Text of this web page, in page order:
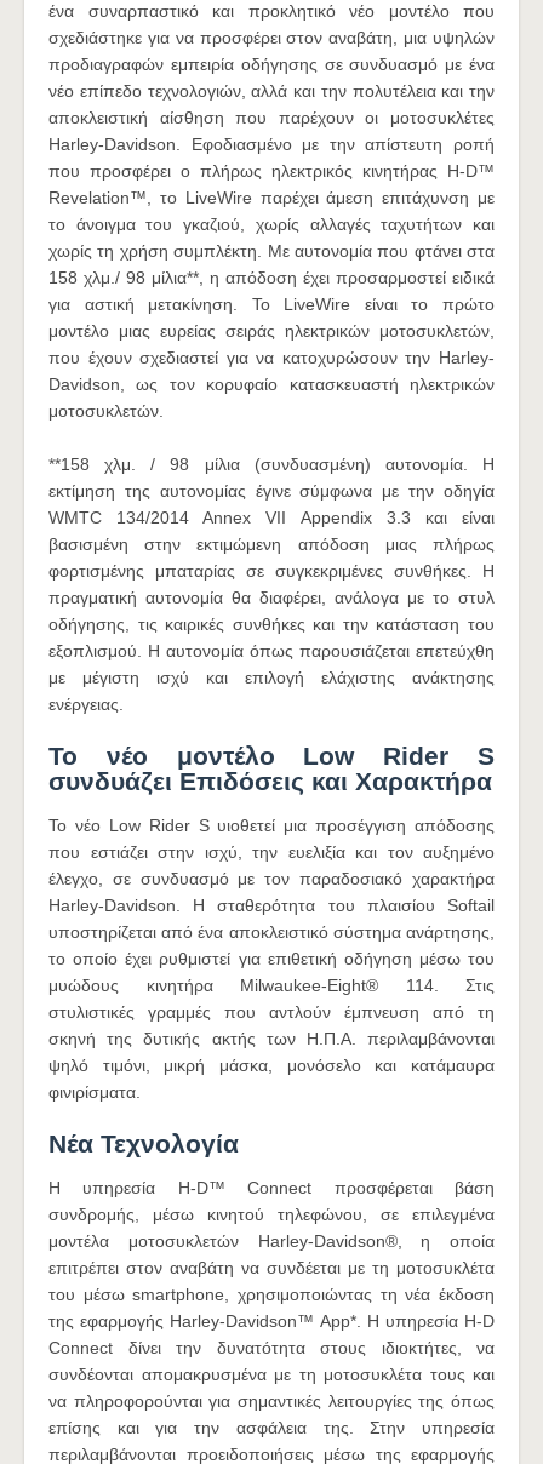
ένα συναρπαστικό και προκλητικό νέο μοντέλο που
σχεδιάστηκε για να προσφέρει στον αναβάτη, μια υψηλών
προδιαγραφών εμπειρία οδήγησης σε συνδυασμό με ένα
νέο επίπεδο τεχνολογιών, αλλά και την πολυτέλεια και την
αποκλειστική αίσθηση που παρέχουν οι μοτοσυκλέτες
Harley-Davidson. Εφοδιασμένο με την απίστευτη ροπή
που προσφέρει ο πλήρως ηλεκτρικός κινητήρας H-D™
Revelation™, το LiveWire παρέχει άμεση επιτάχυνση με
το άνοιγμα του γκαζιού, χωρίς αλλαγές ταχυτήτων και
χωρίς τη χρήση συμπλέκτη. Με αυτονομία που φτάνει στα
158 χλμ./ 98 μίλια**, η απόδοση έχει προσαρμοστεί ειδικά
για αστική μετακίνηση. Το LiveWire είναι το πρώτο
μοντέλο μιας ευρείας σειράς ηλεκτρικών μοτοσυκλετών,
που έχουν σχεδιαστεί για να κατοχυρώσουν την Harley-
Davidson, ως τον κορυφαίο κατασκευαστή ηλεκτρικών
μοτοσυκλετών.
**158 χλμ. / 98 μίλια (συνδυασμένη) αυτονομία. Η
εκτίμηση της αυτονομίας έγινε σύμφωνα με την οδηγία
WMTC 134/2014 Annex VII Appendix 3.3 και είναι
βασισμένη στην εκτιμώμενη απόδοση μιας πλήρως
φορτισμένης μπαταρίας σε συγκεκριμένες συνθήκες. Η
πραγματική αυτονομία θα διαφέρει, ανάλογα με το στυλ
οδήγησης, τις καιρικές συνθήκες και την κατάσταση του
εξοπλισμού. Η αυτονομία όπως παρουσιάζεται επετεύχθη
με μέγιστη ισχύ και επιλογή ελάχιστης ανάκτησης
ενέργειας.
Το νέο μοντέλο Low Rider S
συνδυάζει Επιδόσεις και Χαρακτήρα
Το νέο Low Rider S υιοθετεί μια προσέγγιση απόδοσης
που εστιάζει στην ισχύ, την ευελιξία και τον αυξημένο
έλεγχο, σε συνδυασμό με τον παραδοσιακό χαρακτήρα
Harley-Davidson. Η σταθερότητα του πλαισίου Softail
υποστηρίζεται από ένα αποκλειστικό σύστημα ανάρτησης,
το οποίο έχει ρυθμιστεί για επιθετική οδήγηση μέσω του
μυώδους κινητήρα Milwaukee-Eight® 114. Στις
στυλιστικές γραμμές που αντλούν έμπνευση από τη
σκηνή της δυτικής ακτής των Η.Π.Α. περιλαμβάνονται
ψηλό τιμόνι, μικρή μάσκα, μονόσελο και κατάμαυρα
φινιρίσματα.
Νέα Τεχνολογία
Η υπηρεσία H-D™ Connect προσφέρεται βάση
συνδρομής, μέσω κινητού τηλεφώνου, σε επιλεγμένα
μοντέλα μοτοσυκλετών Harley-Davidson®, η οποία
επιτρέπει στον αναβάτη να συνδέεται με τη μοτοσυκλέτα
του μέσω smartphone, χρησιμοποιώντας τη νέα έκδοση
της εφαρμογής Harley-Davidson™ App*. Η υπηρεσία H-D
Connect δίνει την δυνατότητα στους ιδιοκτήτες, να
συνδέονται απομακρυσμένα με τη μοτοσυκλέτα τους και
να πληροφορούνται για σημαντικές λειτουργίες της όπως
επίσης και για την ασφάλεια της. Στην υπηρεσία
περιλαμβάνονται προειδοποιήσεις μέσω της εφαρμογής